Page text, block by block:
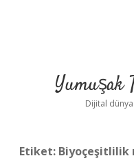
Yumuşak
Dijital
Etiket: Biyoçeşitlilik